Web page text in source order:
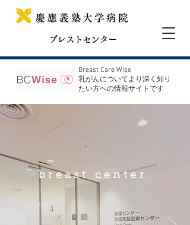
ブレストセンター
Breast Care Wise
​乳がんについてより深く知り
たい方への情報サイトです
breast center